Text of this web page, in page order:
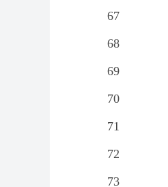
67
68
69
70
71
72
73